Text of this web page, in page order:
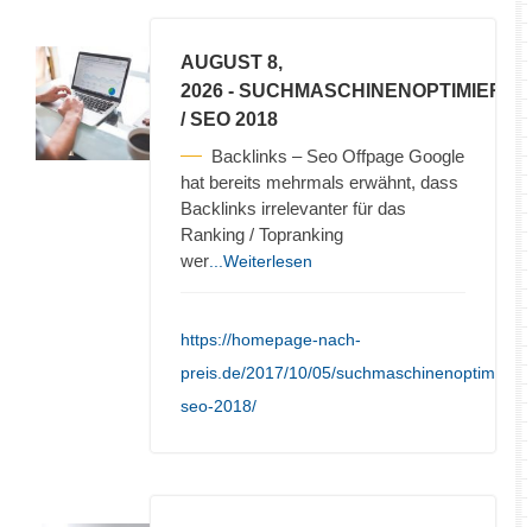
AUGUST 8,
2026 -
/ SEO 2018
Backlinks – Seo Offpage Google
hat bereits mehrmals erwähnt, dass
Backlinks irrelevanter für das
Ranking / Topranking
wer ...Weiterlesen
https://homepage-nach-
preis.de/2017/10/05/
seo-2018/